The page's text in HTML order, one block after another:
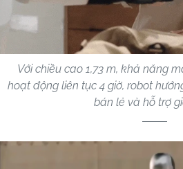
Với chiều cao 1,73 m, khả năng
hoạt động liên tục 4 giờ, robot
bán lẻ và hỗ trợ